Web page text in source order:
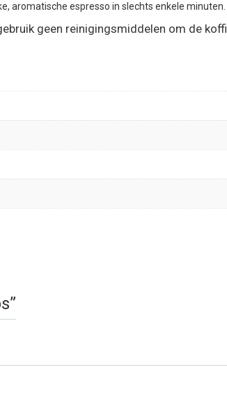
aromatische espresso in slechts enkele minuten.
geen reinigingsmiddelen om de